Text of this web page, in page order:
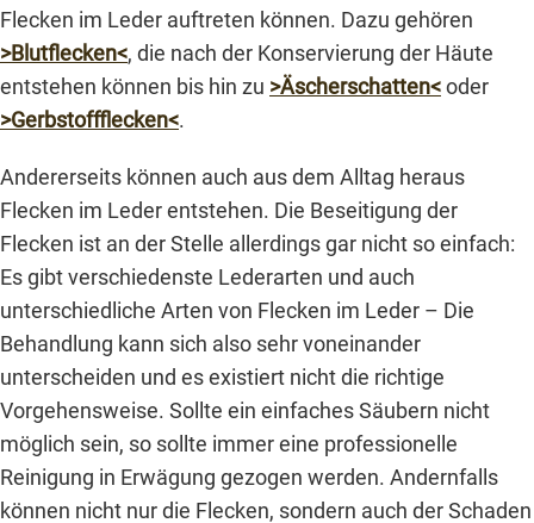
Flecken im Leder auftreten können. Dazu gehören
>Blutflecken<, die nach der Konservierung der Häute
entstehen können bis hin zu >Äscherschatten<oder
>Gerbstoffflecken<.
Andererseits können auch aus dem Alltag heraus
Flecken im Leder entstehen. Die Beseitigung der
Flecken ist an der Stelle allerdings gar nicht so einfach:
Es gibt verschiedenste Lederarten und auch
unterschiedliche Arten von Flecken im Leder – Die
Behandlung kann sich also sehr voneinander
unterscheiden und es existiert nicht die richtige
Vorgehensweise. Sollte ein einfaches Säubern nicht
möglich sein, so sollte immer eine professionelle
Reinigung in Erwägung gezogen werden. Andernfalls
können nicht nur die Flecken, sondern auch der Schaden